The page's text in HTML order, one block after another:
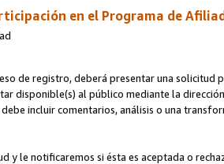
en el Programa de
de registro, deberá presentar una solicitud
disponible(s) al público mediante la
incluir comentarios, análisis o una
y le notificaremos si ésta es aceptada o